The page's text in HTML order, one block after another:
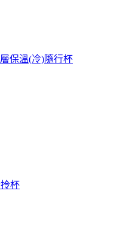
保溫(冷)隨行杯
杯